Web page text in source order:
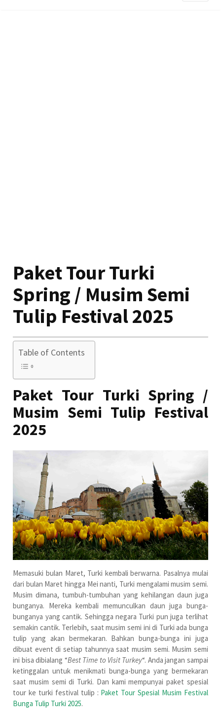
Paket Tour Turki
Spring / Musim Semi
Tulip Festival 2025
Table of Contents
Paket Tour Turki Spring /
Musim Semi Tulip Festival
2025
Memasuki bulan Maret, Turki kembali berwarna. Pasalnya mulai
dari bulan Maret hingga Mei nanti, Turki mengalami musim semi.
Musim dimana, tumbuh-tumbuhan yang kehilangan daun juga
bunganya. Mereka kembali memunculkan daun juga bunga-
bunganya yang cantik. Sehingga negara Turki pun juga terlihat
semakin cantik. Terlebih, saat musim semi ini di Turki ada bunga
tulip yang akan bermekaran. Bahkan bunga-bunga ini juga
dibuat event di setiap tahunnya saat musim semi. Musim semi
ini bisa dibialang “Best Time to Visit Turkey“. Anda jangan sampai
ketinggalan untuk menikmati bunga-bunga yang bermekaran
saat musim semi di Turki. Dan kami mempunyai paket spesial
tour ke turki festival tulip : Paket Tour Spesial Musim Festival
Bunga Tulip Turki 2025.